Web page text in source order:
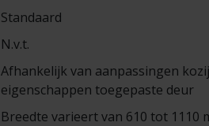
Standaard
N.v.t.
Afhankelijk van aanpassingen
eigenschappen toegepaste deur
Breedte varieert van 610 tot 1110